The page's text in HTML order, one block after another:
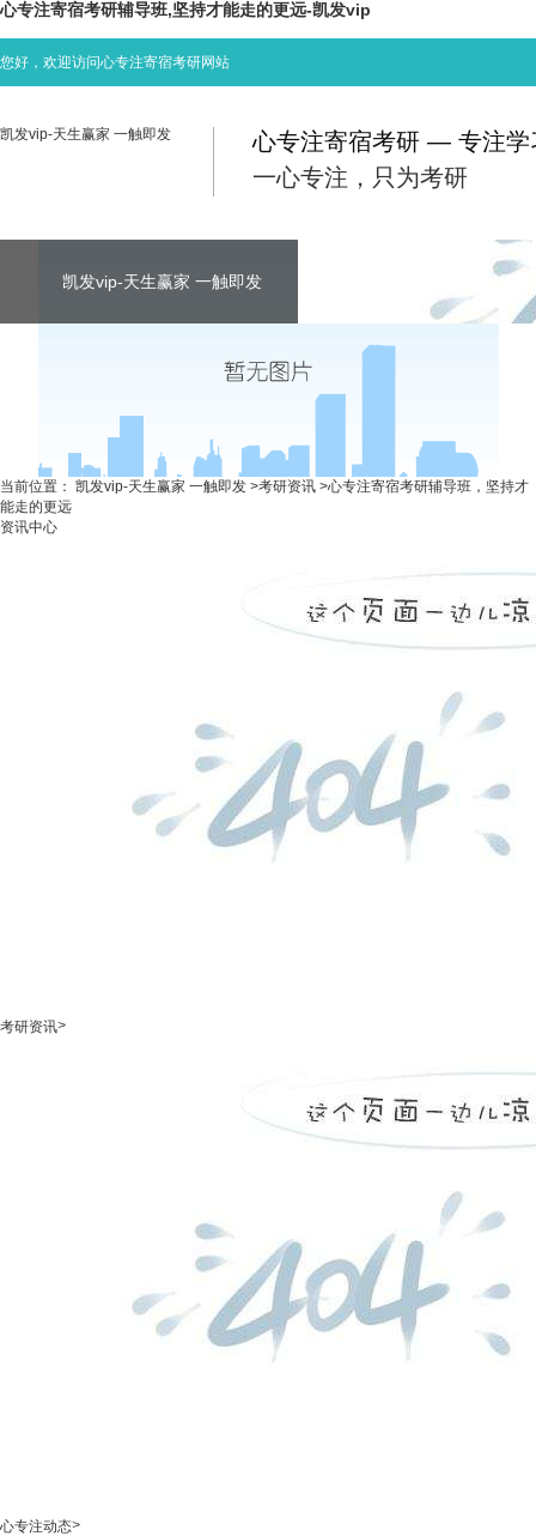
心专注寄宿考研辅导班,坚持才能走的更远-凯发vip
您好，欢迎访问心专注寄宿考研网站
凯发vip-天生赢家 一触即发
心专注寄宿考研 — 专注学
一心专注，只为考研
凯发vip-天生赢家 一触即发 凯发vip-天生赢家 一触即发
凯发vip-天生赢家 一触即发 考研资讯
当前位置： 凯发vip-天生赢家 一触即发 >考研资讯 >心专注寄宿考研辅导班，坚持才
能走的更远
资讯中心
考研资讯>
心专注动态>